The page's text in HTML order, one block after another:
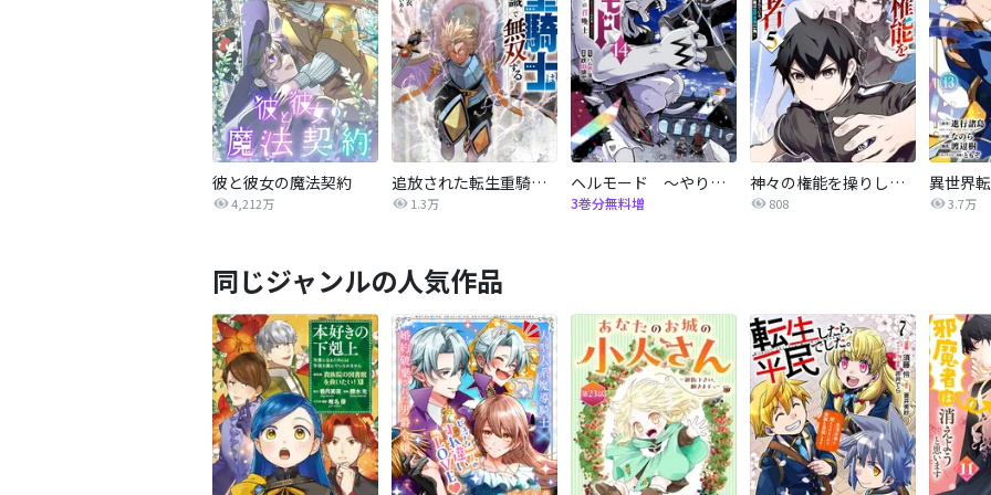
彼と彼女の魔法契約
4,212万
追放された転生重騎士はゲーム知識で無双する
1.3万
ヘルモード ～やり込み好きのゲーマーは廃設定の異世界で無双する～はじまりの召喚士
3巻分無料増
神々の権能を操りし者～能力数値『０』で蔑まれている俺だが、実は世界最強の一角～
808 3.7万
同じジャンルの人気作品